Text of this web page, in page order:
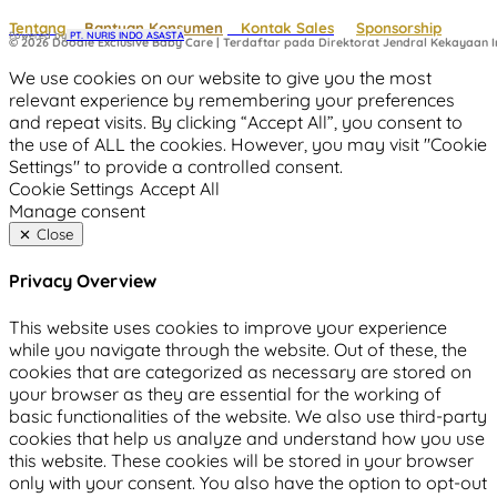
Tentang Bantuan Konsumen Kontak Sales Sponsorship
© 2026 Doodle Exclusive Baby Care | Terdaftar pada Direktorat Jendral Kekayaan
Powered by PT. NURIS INDO ASASTA
We use cookies on our website to give you the most
relevant experience by remembering your preferences
and repeat visits. By clicking “Accept All”, you consent to
the use of ALL the cookies. However, you may visit "Cookie
Settings" to provide a controlled consent.
Cookie Settings Accept All
Manage consent
Close
Privacy Overview
This website uses cookies to improve your experience
while you navigate through the website. Out of these, the
cookies that are categorized as necessary are stored on
your browser as they are essential for the working of
basic functionalities of the website. We also use third-party
cookies that help us analyze and understand how you use
this website. These cookies will be stored in your browser
only with your consent. You also have the option to opt-out